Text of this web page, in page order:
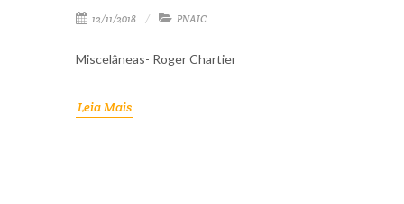
12/11/2018 PNAIC
Miscelâneas- Roger Chartier
Leia Mais